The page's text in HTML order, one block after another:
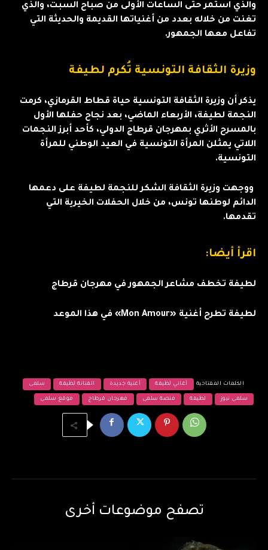
والذي استمر حتى الساعات الأولى من صباح السبت، والذي
تغنت من خلاله بعدد من أغنياتها القديمة والحديثة التي
تفاعل معها الجمهور.
وزيرة الثقافة التونسية تُكرم لطيفة
يذكر أن وزيرة الثقافة التونسية حياة قطاط القرمازي، كرمت
النجمة لطيفة، الأربعاء الماضي، بعد ‏‏نجاح حفلها الأول
بالمسرح الأثري بمهرجان قرطاج الدولي، كأحد أبرز النجمات
‏‏اللاتي يمثلن المرأة التونسية في العيد الوطني للمرأة
التونسية.
ووجهت وزيرة الثقافة الشكر للنجمة لطيفة على دعمها
الدائم لوطنها تونس، من خلال الحفلات ‏‏الخيرية التي
تقدمها.
اقرأ أيضا:
لطيفة تخطف مشاعر الجمهور في مهرجان قرطاج
لطيفة تطرح أغنية «Mon Amour» في هذا الموعد
الكلمات المفتاحية أغاني لطيفة أغنية جديدة الفنانة لطيفة سلمى
سلمى نيوز لطيفة منصة سلمى مهرجان قرطاج موقع سلمى
تصفح موضوعات أخرى